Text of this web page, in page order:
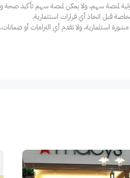
استثمارية، ولا تقدم أي التزامات أو ضمانات.